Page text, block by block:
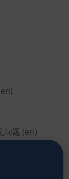
问题 (en)